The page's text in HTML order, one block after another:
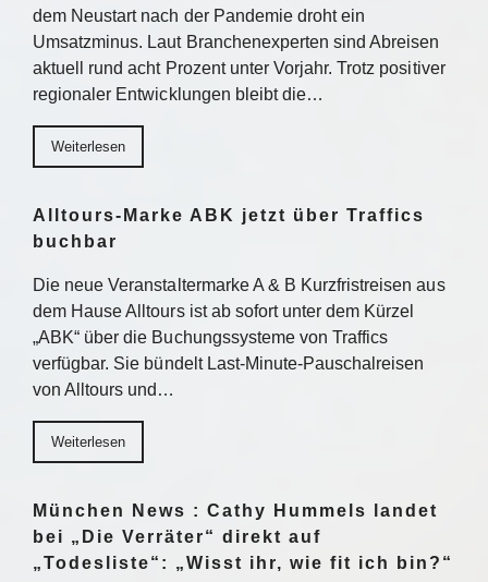
dem Neustart nach der Pandemie droht ein
Umsatzminus. Laut Branchenexperten sind Abreisen
aktuell rund acht Prozent unter Vorjahr. Trotz positiver
regionaler Entwicklungen bleibt die…
Weiterlesen
Alltours-Marke ABK jetzt über Traffics
buchbar
Die neue Veranstaltermarke A & B Kurzfristreisen aus
dem Hause Alltours ist ab sofort unter dem Kürzel
„ABK“ über die Buchungssysteme von Traffics
verfügbar. Sie bündelt Last-Minute-Pauschalreisen
von Alltours und…
Weiterlesen
München News : Cathy Hummels landet
bei „Die Verräter“ direkt auf
„Todesliste“: „Wisst ihr, wie fit ich bin?“